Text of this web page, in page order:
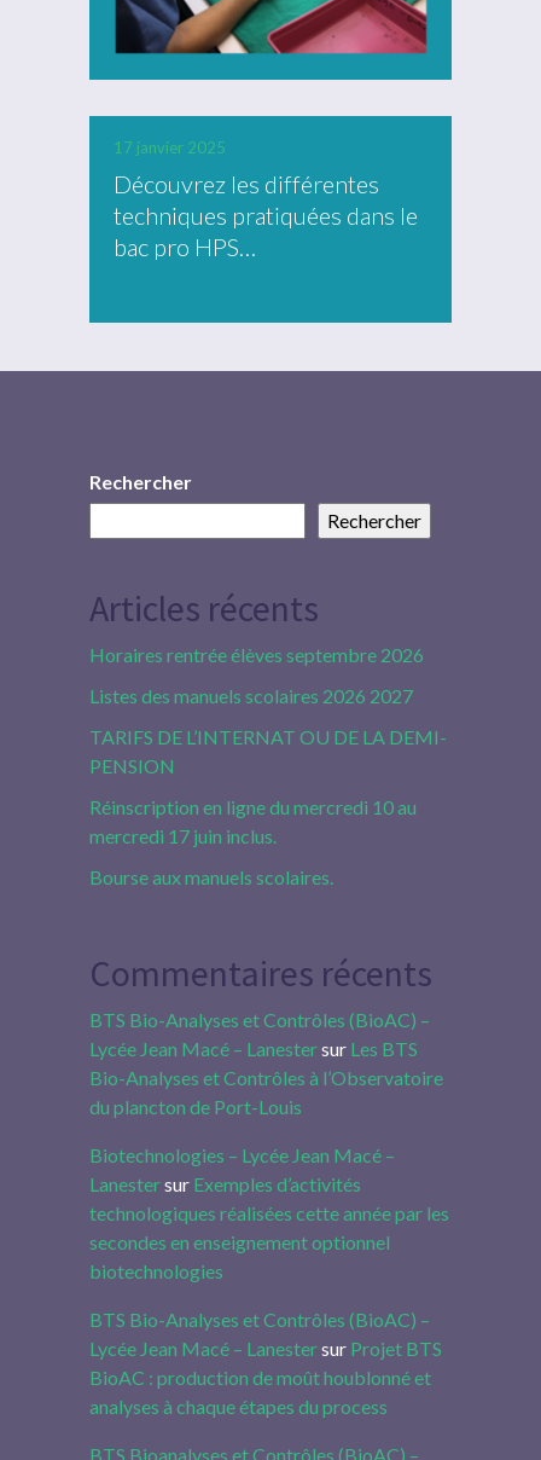
17 janvier 2025
Découvrez les différentes
techniques pratiquées dans le
bac pro HPS…
Rechercher
Rechercher
Articles récents
Horaires rentrée élèves septembre 2026
Listes des manuels scolaires 2026 2027
TARIFS DE L’INTERNAT OU DE LA DEMI-
PENSION
Réinscription en ligne du mercredi 10 au
mercredi 17 juin inclus.
Bourse aux manuels scolaires.
Commentaires récents
BTS Bio-Analyses et Contrôles (BioAC) –
Lycée Jean Macé – Lanestersur Les BTS
Bio-Analyses et Contrôles à l’Observatoire
du plancton de Port-Louis
Biotechnologies – Lycée Jean Macé –
Lanestersur Exemples d’activités
technologiques réalisées cette année par les
secondes en enseignement optionnel
biotechnologies
BTS Bio-Analyses et Contrôles (BioAC) –
Lycée Jean Macé – Lanestersur Projet BTS
BioAC : production de moût houblonné et
analyses à chaque étapes du process
BTS Bioanalyses et Contrôles (BioAC) –